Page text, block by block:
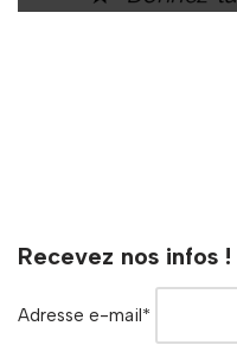
Recevez nos infos !
Adresse e-mail*